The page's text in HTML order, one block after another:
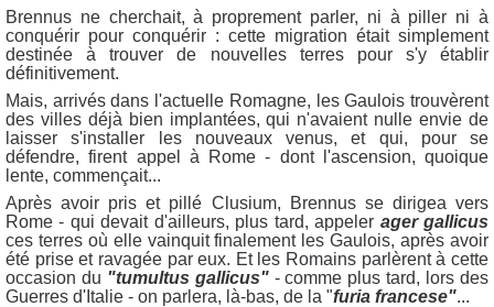
Brennus ne cherchait, à proprement parler, ni à piller ni à
conquérir pour conquérir : cette migration était simplement
destinée à trouver de nouvelles terres pour s'y établir
définitivement.
Mais, arrivés dans l'actuelle Romagne, les Gaulois trouvèrent
des villes déjà bien implantées, qui n'avaient nulle envie de
laisser s'installer les nouveaux venus, et qui, pour se
défendre, firent appel à Rome - dont l'ascension, quoique
lente, commençait...
Après avoir pris et pillé Clusium, Brennus se dirigea vers
Rome - qui devait d'ailleurs, plus tard, appeler ager gallicus
ces terres où elle vainquit finalement les Gaulois, après avoir
été prise et ravagée par eux. Et les Romains parlèrent à cette
occasion du "tumultus gallicus"- comme plus tard, lors des
Guerres d'Italie - on parlera, là-bas, de la "furia francese"...